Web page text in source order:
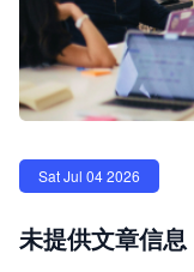
Sat Jul 04 2026
未提供文章信息